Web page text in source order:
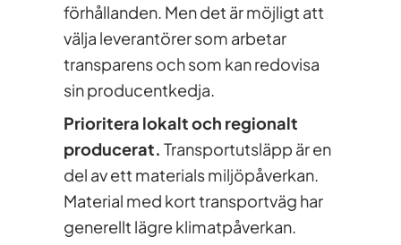
förhållanden. Men det är möjligt att
välja leverantörer som arbetar
transparens och som kan redovisa
sin producentkedja.
Prioritera lokalt och regionalt
producerat. Transportutsläpp är en
del av ett materials miljöpåverkan.
Material med kort transportväg har
generellt lägre klimatpåverkan.